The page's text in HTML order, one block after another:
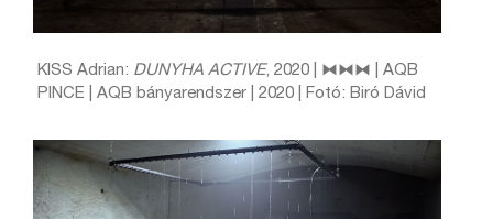
KISS Adrian: DUNYHA ACTIVE, 2020 | ⧓⧓⧓ | AQB
PINCE | AQB bányarendszer | 2020 | Fotó: Biró Dávid